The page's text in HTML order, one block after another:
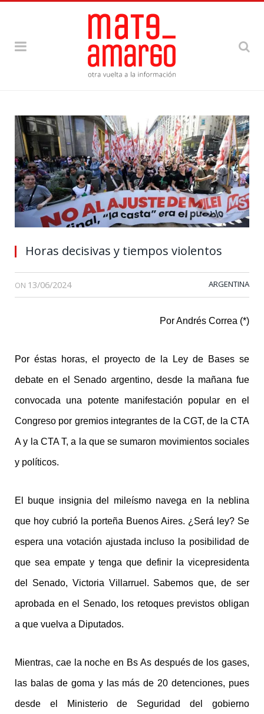
Horas decisivas y tiempos violentos
ON 13/06/2024 ARGENTINA
Por Andrés Correa (*)
Por éstas horas, el proyecto de la Ley de Bases se
debate en el Senado argentino, desde la mañana fue
convocada una potente manifestación popular en el
Congreso por gremios integrantes de la CGT, de la CTA
A y la CTA T, a la que se sumaron movimientos sociales
y políticos.
El buque insignia del mileísmo navega en la neblina
que hoy cubrió la porteña Buenos Aires. ¿Será ley? Se
espera una votación ajustada incluso la posibilidad de
que sea empate y tenga que definir la vicepresidenta
del Senado, Victoria Villarruel. Sabemos que, de ser
aprobada en el Senado, los retoques previstos obligan
a que vuelva a Diputados.
Mientras, cae la noche en Bs As después de los gases,
las balas de goma y las más de 20 detenciones, pues
desde el Ministerio de Seguridad del gobierno